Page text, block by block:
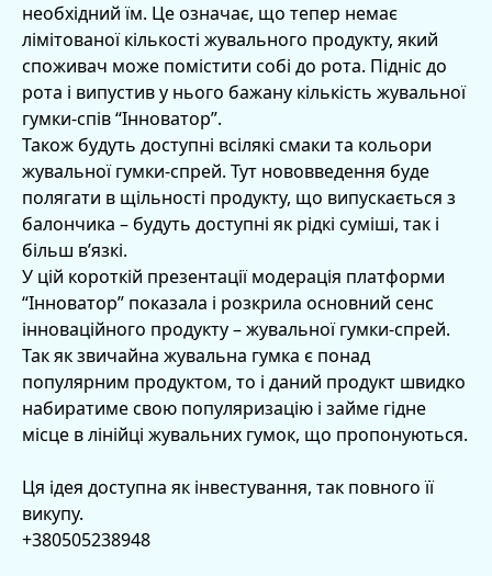
необхідний їм. Це означає, що тепер немає
лімітованої кількості жувального продукту, який
споживач може помістити собі до рота. Підніс до
рота і випустив у нього бажану кількість жувальної
гумки-спів “Інноватор”.
Також будуть доступні всілякі смаки та кольори
жувальної гумки-спрей. Тут нововведення буде
полягати в щільності продукту, що випускається з
балончика – будуть доступні як рідкі суміші, так і
більш в’язкі.
У цій короткій презентації модерація платформи
“Інноватор” показала і розкрила основний сенс
інноваційного продукту – жувальної гумки-спрей.
Так як звичайна жувальна гумка є понад
популярним продуктом, то і даний продукт швидко
набиратиме свою популяризацію і займе гідне
місце в лінійці жувальних гумок, що пропонуються.
Ця ідея доступна як інвестування, так повного її
викупу.
+380505238948